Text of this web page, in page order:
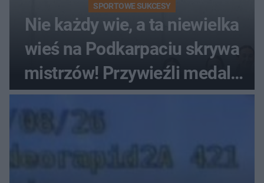
SPORTOWE SUKCESY
Nie każdy wie, a ta niewielka
wieś na Podkarpaciu skrywa
mistrzów! Przywieźli medale
z mistrzostw Europy